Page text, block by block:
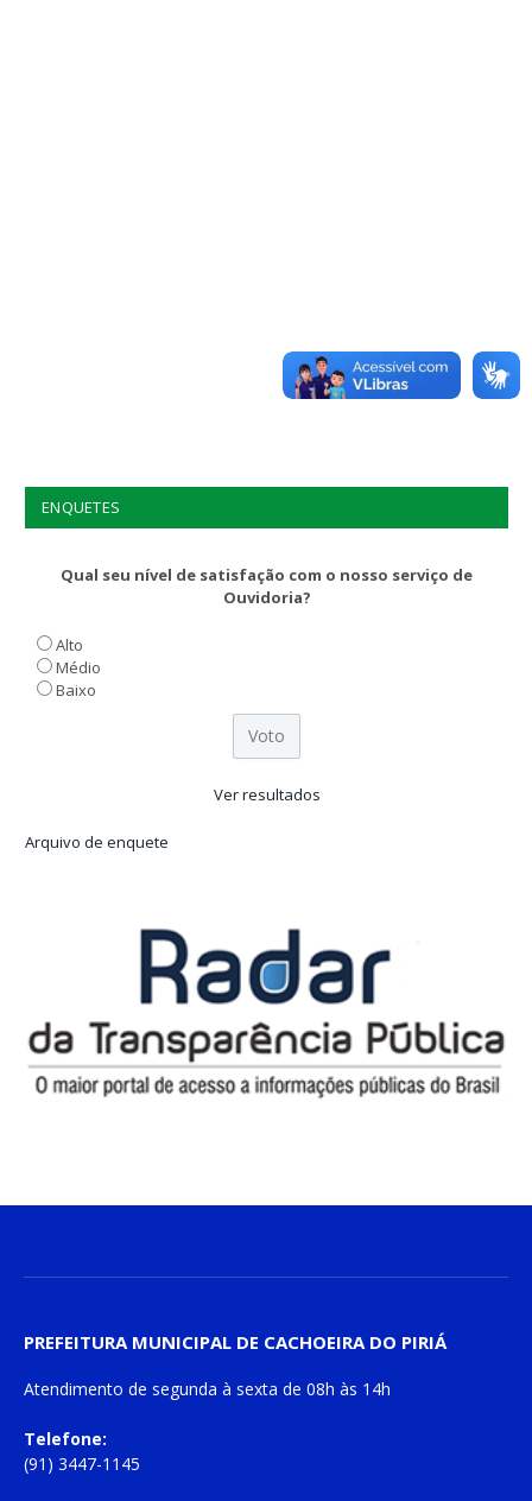
ENQUETES
Qual seu nível de satisfação com o nosso serviço de
Ouvidoria?
Alto
Médio
Baixo
Ver resultados
Arquivo de enquete
PREFEITURA MUNICIPAL DE CACHOEIRA DO PIRIÁ
Atendimento de segunda à sexta de 08h às 14h
Telefone:
(91) 3447-1145